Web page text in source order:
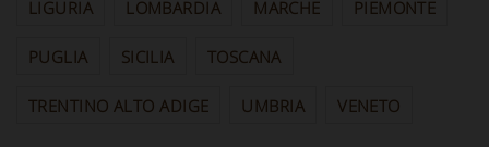
LIGURIA LOMBARDIA MARCHE PIEMONTE
PUGLIA SICILIA TOSCANA
TRENTINO ALTO ADIGE UMBRIA VENETO